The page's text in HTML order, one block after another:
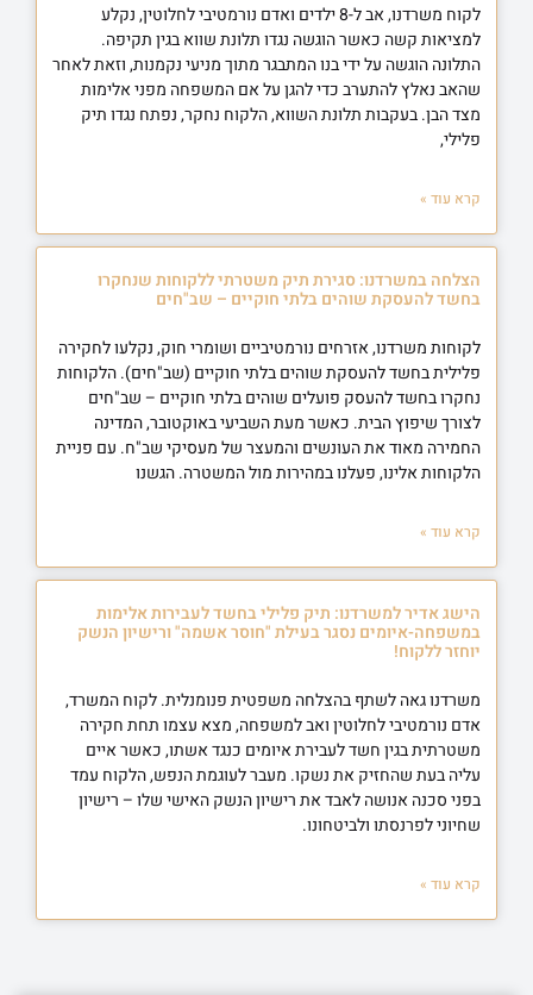
לקוח משרדנו, אב ל-8 ילדים ואדם נורמטיבי לחלוטין, נקלע
למציאות קשה כאשר הוגשה נגדו תלונת שווא בגין תקיפה.
התלונה הוגשה על ידי בנו המתבגר מתוך מניעי נקמנות, וזאת לאחר
שהאב נאלץ להתערב כדי להגן על אם המשפחה מפני אלימות
מצד הבן. בעקבות תלונת השווא, הלקוח נחקר, נפתח נגדו תיק
פלילי,
קרא עוד »
הצלחה במשרדנו: סגירת תיק משטרתי ללקוחות שנחקרו
בחשד להעסקת שוהים בלתי חוקיים – שב"חים
לקוחות משרדנו, אזרחים נורמטיביים ושומרי חוק, נקלעו לחקירה
פלילית בחשד להעסקת שוהים בלתי חוקיים (שב"חים). הלקוחות
נחקרו בחשד להעסק פועלים שוהים בלתי חוקיים – שב"חים
לצורך שיפוץ הבית. כאשר מעת השביעי באוקטובר, המדינה
החמירה מאוד את העונשים והמעצר של מעסיקי שב"ח. עם פניית
הלקוחות אלינו, פעלנו במהירות מול המשטרה. הגשנו
קרא עוד »
הישג אדיר למשרדנו: תיק פלילי בחשד לעבירות אלימות
במשפחה-איומים נסגר בעילת "חוסר אשמה" ורישיון הנשק
יוחזר ללקוח!
משרדנו גאה לשתף בהצלחה משפטית פנומנלית. לקוח המשרד,
אדם נורמטיבי לחלוטין ואב למשפחה, מצא עצמו תחת חקירה
משטרתית בגין חשד לעבירת איומים כנגד אשתו, כאשר איים
עליה בעת שהחזיק את נשקו. מעבר לעוגמת הנפש, הלקוח עמד
בפני סכנה אנושה לאבד את רישיון הנשק האישי שלו – רישיון
שחיוני לפרנסתו ולביטחונו.
קרא עוד »